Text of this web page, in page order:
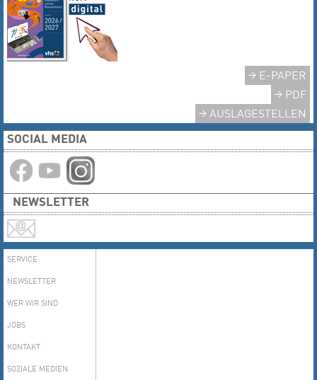
E-PAPER
PDF
AUSLAGESTELLEN
SOCIAL MEDIA
NEWSLETTER
SERVICE
NEWSLETTER
WER WIR SIND
JOBS
KONTAKT
SOZIALE MEDIEN